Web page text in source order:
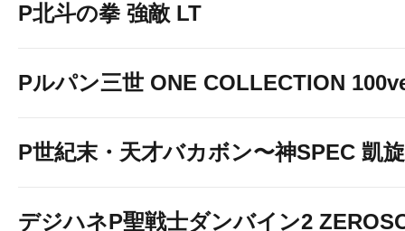
P北斗の拳 強敵 LT
Pルパン三世 ONE COLLECTION
P世紀末・天才バカボン〜神SPEC 凱
デジハネP聖戦士ダンバイン2